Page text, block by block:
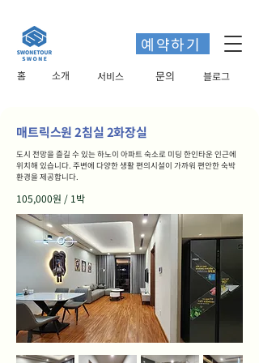
홈 소개 서비스 ​문의 블로그
예약하기
매트릭스원 2침실 2화장실
도시 전망을 즐길 수 있는 하노이 아파트 숙소로 미딩 한인타운 인근에
위치해 있습니다. 주변에 다양한 생활 편의시설이 가까워 편안한 숙박
환경을 제공합니다.
105,000원 / 1박